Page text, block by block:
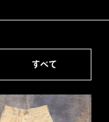
すべて